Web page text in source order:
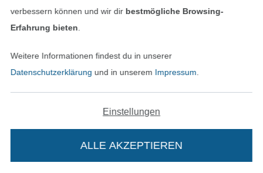
Unsere Versandpartner
In den deutschen Shop wechseln (aktuell
verbessern können und wir dir bestmögliche Browsing-
Erfahrung bieten
Weitere Informationen findest du in unserer
Datenschutzerklärung und in unserem Impressum
Einstellungen
ALLE AKZEPTIEREN